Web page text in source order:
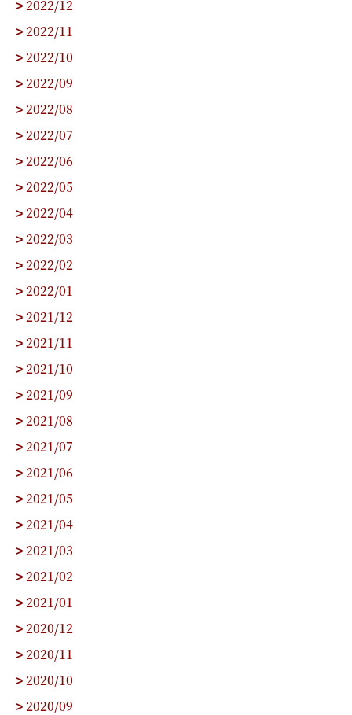
> 2022/12
> 2022/11
> 2022/10
> 2022/09
> 2022/08
> 2022/07
> 2022/06
> 2022/05
> 2022/04
> 2022/03
> 2022/02
> 2022/01
> 2021/12
> 2021/11
> 2021/10
> 2021/09
> 2021/08
> 2021/07
> 2021/06
> 2021/05
> 2021/04
> 2021/03
> 2021/02
> 2021/01
> 2020/12
> 2020/11
> 2020/10
> 2020/09